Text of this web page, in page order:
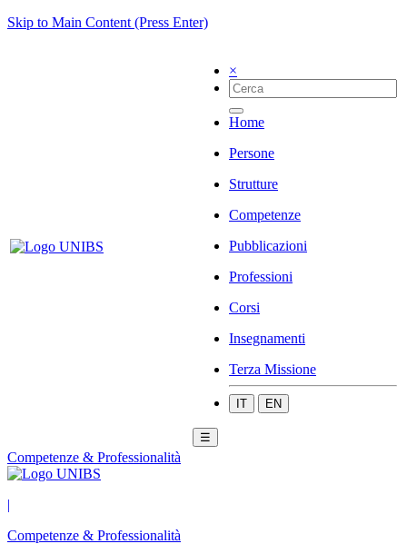
Skip to Main Content (Press Enter)
×
Home
Persone
Strutture
Competenze
Pubblicazioni
Professioni
Corsi
Insegnamenti
Terza Missione
IT EN
☰
Competenze & Professionalità
|
Competenze & Professionalità